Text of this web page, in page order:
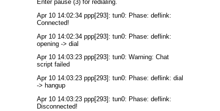
Enter pause (3) for redialing.
Apr 10 14:02:34 ppp[293]: tun0: Phase: deflink:
Connected!
Apr 10 14:02:34 ppp[293]: tun0: Phase: deflink:
opening -> dial
Apr 10 14:03:23 ppp[293]: tun0: Warning: Chat
script failed
Apr 10 14:03:23 ppp[293]: tun0: Phase: deflink: dial
-> hangup
Apr 10 14:03:23 ppp[293]: tun0: Phase: deflink:
Disconnected!